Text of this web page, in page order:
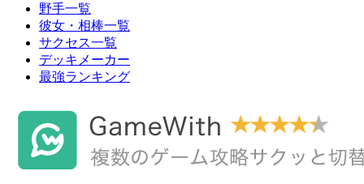
野手一覧
彼女・相棒一覧
サクセス一覧
デッキメーカー
最強ランキング